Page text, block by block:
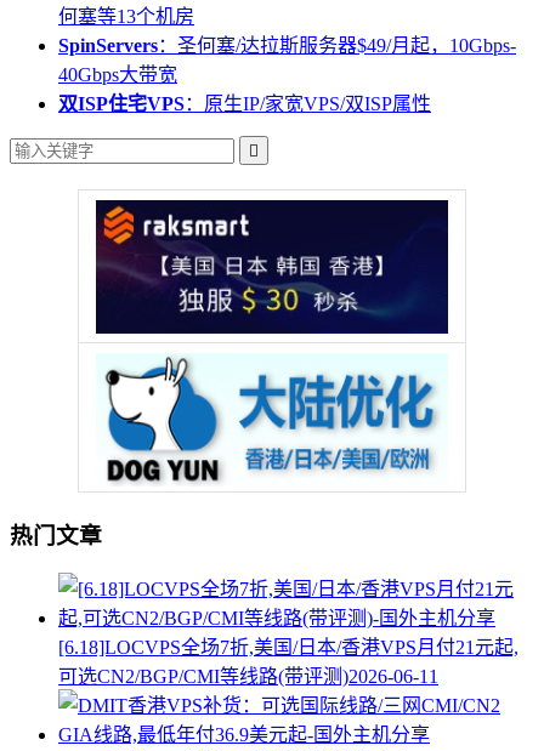
何塞等13个机房
SpinServers：圣何塞/达拉斯服务器$49/月起，10Gbps-
40Gbps大带宽
双ISP住宅VPS：原生IP/家宽VPS/双ISP属性

热门文章
[6.18]LOCVPS全场7折,美国/日本/香港VPS月付21元起,
可选CN2/BGP/CMI等线路(带评测)2026-06-11